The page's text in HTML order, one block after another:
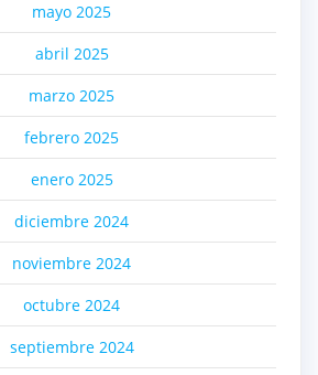
mayo 2025
abril 2025
marzo 2025
febrero 2025
enero 2025
diciembre 2024
noviembre 2024
octubre 2024
septiembre 2024